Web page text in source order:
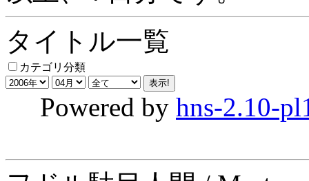
タイトル一覧
カテゴリ分類
Powered by hns-2.10-